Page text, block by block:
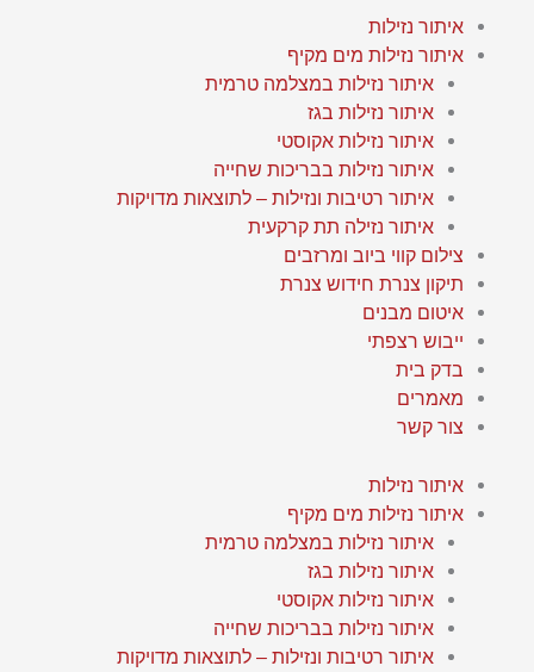
איתור נזילות
איתור נזילות מים מקיף
איתור נזילות במצלמה טרמית
איתור נזילות בגז
איתור נזילות אקוסטי
איתור נזילות בבריכות שחייה
איתור רטיבות ונזילות – לתוצאות מדויקות
איתור נזילה תת קרקעית
צילום קווי ביוב ומרזבים
תיקון צנרת חידוש צנרת
איטום מבנים
ייבוש רצפתי
בדק בית
מאמרים
צור קשר
איתור נזילות
איתור נזילות מים מקיף
איתור נזילות במצלמה טרמית
איתור נזילות בגז
איתור נזילות אקוסטי
איתור נזילות בבריכות שחייה
איתור רטיבות ונזילות – לתוצאות מדויקות